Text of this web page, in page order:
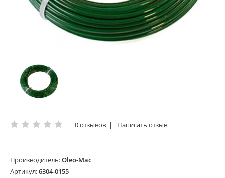
0 отзывов | Написать отзыв
Производитель:Oleo-Mac
Артикул:6304-0155